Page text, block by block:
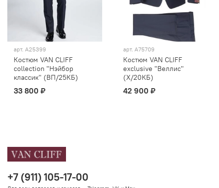
арт. А25399
Костюм VAN CLIFF
collection "Нэйбор
классик" (ВП/25КБ)
33 800 ₽
арт. A75709
Костюм VAN CLIFF
exclusive "Веллис"
(Х/20КБ)
42 900 ₽
+7 (911) 105-17-00